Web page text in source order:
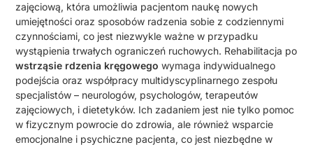
zajęciową, która umożliwia pacjentom naukę nowych
umiejętności oraz sposobów radzenia sobie z codziennymi
czynnościami, co jest niezwykle ważne w przypadku
wystąpienia trwałych ograniczeń ruchowych. Rehabilitacja po
wstrząsie rdzenia kręgowego wymaga indywidualnego
podejścia oraz współpracy multidyscyplinarnego zespołu
specjalistów – neurologów, psychologów, terapeutów
zajęciowych, i dietetyków. Ich zadaniem jest nie tylko pomoc
w fizycznym powrocie do zdrowia, ale również wsparcie
emocjonalne i psychiczne pacjenta, co jest niezbędne w